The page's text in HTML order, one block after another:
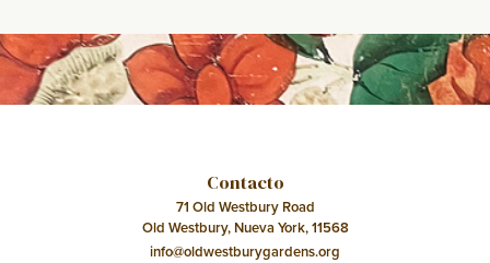
Contacto
71 Old Westbury Road
Old Westbury, Nueva York, 11568
info@oldwestburygardens.org